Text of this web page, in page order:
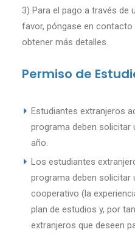
3) Para el pago a través de
favor, póngase en
obtener más detalles.
Permiso de
Estudiantes extranjeros
programa deben solicitar
año.
Los estudiantes
programa deben solicitar
cooperativo (la
plan de estudios y, por
extranjeros que deseen